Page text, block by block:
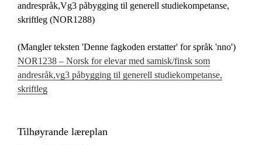
andrespråk,Vg3 påbygging til generell studiekompetanse,
skriftleg (NOR1288)
(Mangler teksten 'Denne fagkoden erstatter' for språk 'nno')
NOR1238 – Norsk for elevar med samisk/finsk som
andresråk,vg3 påbygging til generell studiekompetanse,
skriftleg
Tilhøyrande læreplan